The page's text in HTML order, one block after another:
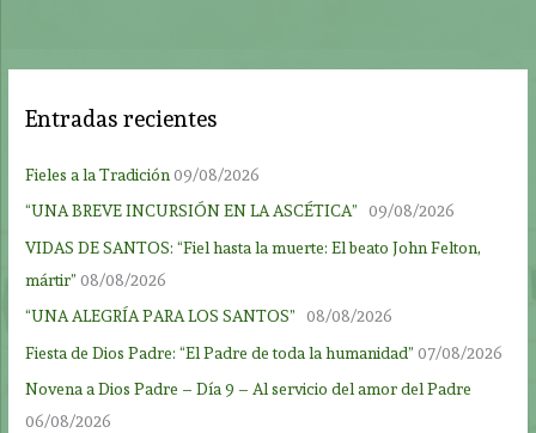
Entradas recientes
Fieles a la Tradición 09/08/2026
“UNA BREVE INCURSIÓN EN LA ASCÉTICA”
09/08/2026
VIDAS DE SANTOS: “Fiel hasta la muerte: El beato John Felton,
mártir” 08/08/2026
“UNA ALEGRÍA PARA LOS SANTOS”
08/08/2026
Fiesta de Dios Padre: “El Padre de toda la humanidad” 07/08/2026
Novena a Dios Padre – Día 9 – Al servicio del amor del Padre
06/08/2026